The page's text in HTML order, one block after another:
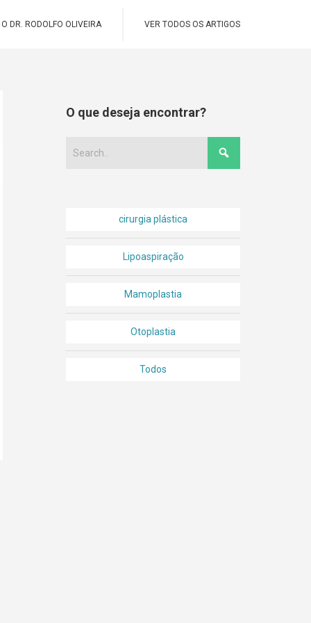
DR. RODOLFO OLIVEIRA VER TODOS OS ARTIGOS
O que deseja encontrar?
cirurgia plástica
Lipoaspiração
Mamoplastia
Otoplastia
Todos